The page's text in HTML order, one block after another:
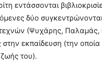
εντάσσονται
δύο
(Ψυχάρης, Παλαμάς,
στην εκπαίδευση (την
του).